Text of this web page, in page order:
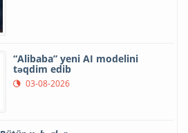
“Alibaba” yeni AI modelini
təqdim edib
03-08-2026